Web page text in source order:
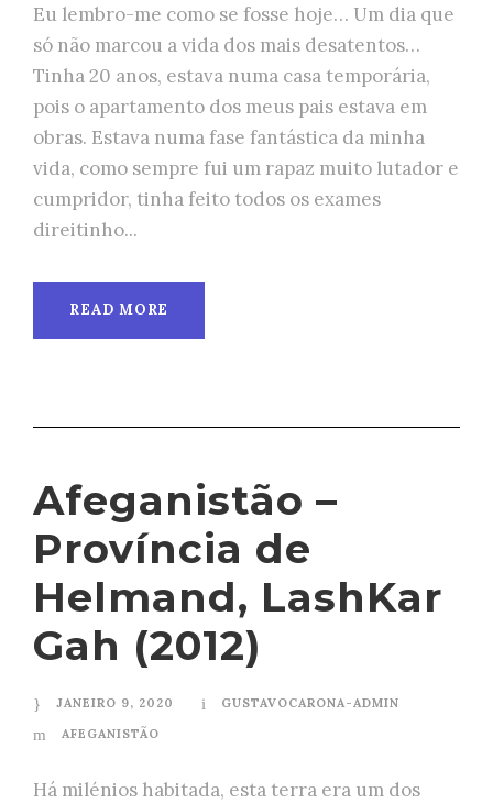
Eu lembro-me como se fosse hoje… Um dia que
só não marcou a vida dos mais desatentos…
Tinha 20 anos, estava numa casa temporária,
pois o apartamento dos meus pais estava em
obras. Estava numa fase fantástica da minha
vida, como sempre fui um rapaz muito lutador e
cumpridor, tinha feito todos os exames
direitinho...
READ MORE
Afeganistão –
Província de
Helmand, LashKar
Gah (2012)
JANEIRO 9, 2020
GUSTAVOCARONA-ADMIN
AFEGANISTÃO
Há milénios habitada, esta terra era um dos